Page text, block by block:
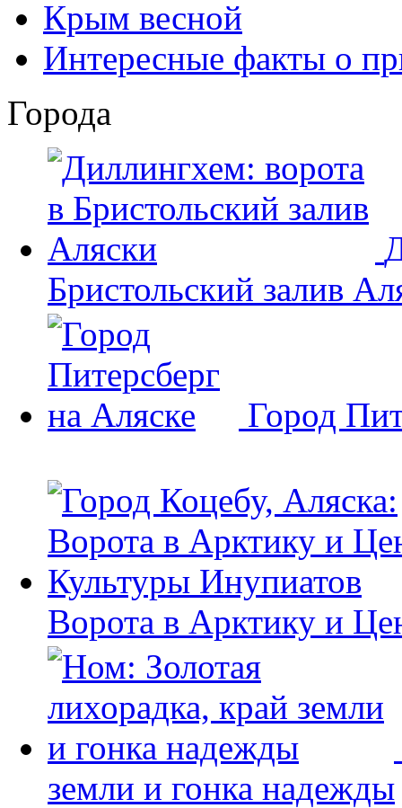
Крым весной
Интересные факты о
Города
Бристольский залив
Город
Ворота в Арктику и
земли и гонка надежды